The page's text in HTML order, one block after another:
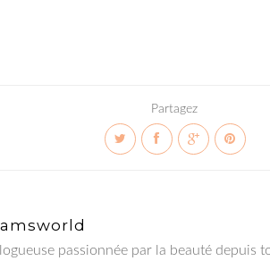
Partagez
passionnée par la beauté depuis